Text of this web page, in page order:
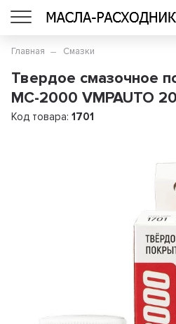
Главная Смазки
Твердое смазочное
МС-2000 VMPAUTO
Код товара:1701